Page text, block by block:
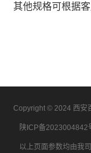
其他规格可根据客
Copyright © 2024 西安
陕ICP备2023004842
以上页面参数均由我